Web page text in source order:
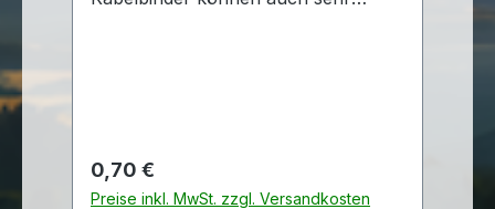
UV-beständig Länge 280 mm Breite
4,8 mm
Regulärer Preis:
0,70 €
Preise inkl. MwSt. zzgl. Versandkosten